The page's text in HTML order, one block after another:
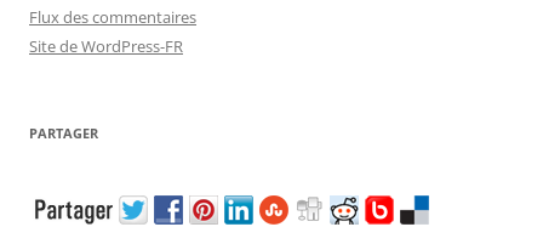
Flux des commentaires
Site de WordPress-FR
PARTAGER